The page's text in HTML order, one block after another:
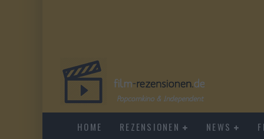
HOME REZENSIONEN NEWS